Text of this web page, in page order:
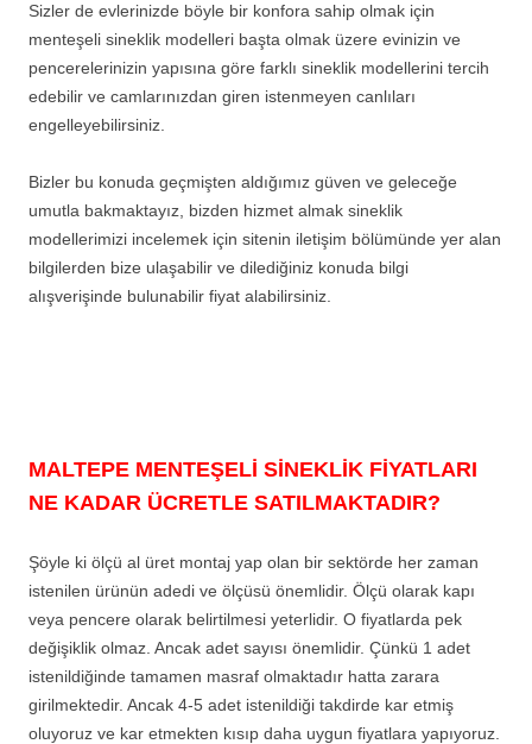
Sizler de evlerinizde böyle bir konfora sahip olmak için
menteşeli sineklik modelleri başta olmak üzere evinizin ve
pencerelerinizin yapısına göre farklı sineklik modellerini tercih
edebilir ve camlarınızdan giren istenmeyen canlıları
engelleyebilirsiniz.
Bizler bu konuda geçmişten aldığımız güven ve geleceğe
umutla bakmaktayız, bizden hizmet almak sineklik
modellerimizi incelemek için sitenin iletişim bölümünde yer alan
bilgilerden bize ulaşabilir ve dilediğiniz konuda bilgi
alışverişinde bulunabilir fiyat alabilirsiniz.
MALTEPE MENTEŞELİ SİNEKLİK FİYATLARI
NE KADAR ÜCRETLE SATILMAKTADIR?
Şöyle ki ölçü al üret montaj yap olan bir sektörde her zaman
istenilen ürünün adedi ve ölçüsü önemlidir. Ölçü olarak kapı
veya pencere olarak belirtilmesi yeterlidir. O fiyatlarda pek
değişiklik olmaz. Ancak adet sayısı önemlidir. Çünkü 1 adet
istenildiğinde tamamen masraf olmaktadır hatta zarara
girilmektedir. Ancak 4-5 adet istenildiği takdirde kar etmiş
oluyoruz ve kar etmekten kısıp daha uygun fiyatlara yapıyoruz.